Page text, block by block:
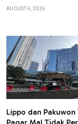
AUGUST 6, 2026
Lippo dan Pakuwon
Pagar Mal Tidak